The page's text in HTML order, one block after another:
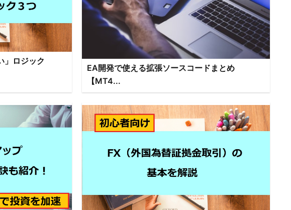
」ロジック
EA開発で使える拡張ソースコードまとめ
【MT4...